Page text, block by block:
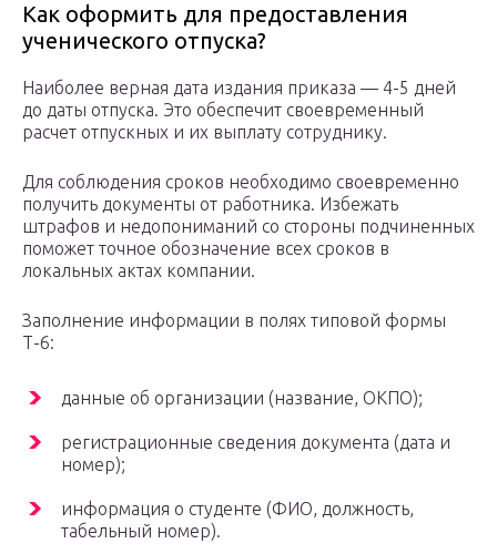
Как оформить для предоставления
ученического отпуска?
Наиболее верная дата издания приказа — 4-5 дней
до даты отпуска. Это обеспечит своевременный
расчет отпускных и их выплату сотруднику.
Для соблюдения сроков необходимо своевременно
получить документы от работника. Избежать
штрафов и недопониманий со стороны подчиненных
поможет точное обозначение всех сроков в
локальных актах компании.
Заполнение информации в полях типовой формы
Т-6:
данные об организации (название, ОКПО);
регистрационные сведения документа (дата и
номер);
информация о студенте (ФИО, должность,
табельный номер).